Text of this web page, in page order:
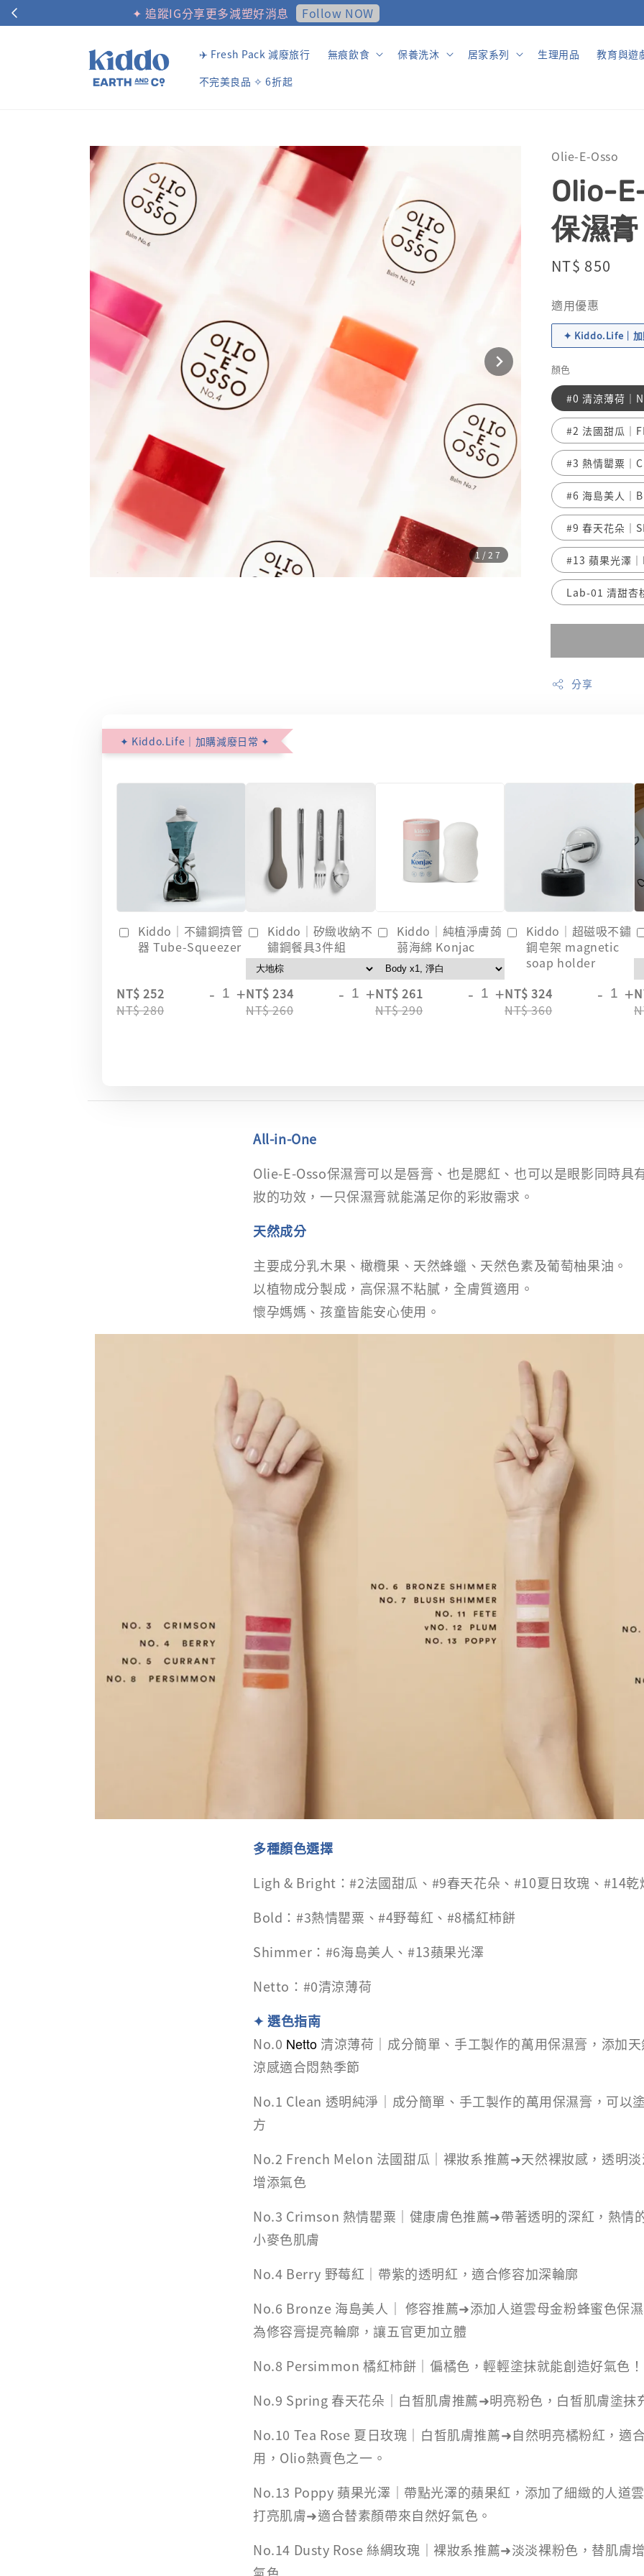
✦ 完成首筆訂單，領取購物金NTD$100
✈️ Fresh Pack 減廢旅行 無痕飲食 保養洗沐 居家系列 生理用品
教育與遊
不完美良品 ✧ 6折起
1 /27
Olie-E-Osso
Olio-
保濕膏
Regular
NT$ 850
適用優惠
✦ Kiddo.Life｜
顏色
#0 清涼薄荷｜
#2 法國甜瓜｜
#3 熱情罌粟｜
#6 海島美人｜
#9 春天花朵｜
#13 蘋果光澤｜
Lab-01 清甜杏
分享
✦ Kiddo.Life｜加購減廢日常 ✦
Kiddo｜不鏽鋼擠管
器 Tube-Squeezer
NT$ 252
NT$ 280
- +
Kiddo｜矽緻收納不
鏽鋼餐具3件組
NT$ 234
NT$ 260
- +
Kiddo｜純植淨膚蒟
蒻海綿 Konjac
NT$ 261
NT$ 290
- +
Kiddo｜超磁吸不鏽
鋼皂架 magnetic
soap holder
NT$ 324
NT$ 360
- +
All-in-One
Olie-E-Osso保濕膏可以是唇膏、也是腮紅、也可以是眼影同時具
妝的功效，一只保濕膏就能滿足你的彩妝需求。
天然成分
主要成分乳木果、橄欖果、天然蜂蠟、天然色素及葡萄柚果油。
以植物成分製成，高保濕不粘膩，全膚質適用。
懷孕媽媽、孩童皆能安心使用。
多種顏色選擇
Ligh & Bright：#2法國甜瓜、#9春天花朵、#10夏日玫瑰、#14乾
Bold：#3熱情罌粟、#4野莓紅、#8橘紅柿餅
Shimmer：#6海島美人、#13蘋果光澤
Netto：#0清涼薄荷
✦ 選色指南
No.0 Netto 清涼薄荷｜成分簡單、手工製作的萬用保濕膏，添加
涼感適合悶熱季節
No.1 Clean 透明純淨｜成分簡單、手工製作的萬用保濕膏，可以
方
No.2 French Melon 法國甜瓜｜裸妝系推薦➜天然裸妝感，透明
增添氣色
No.3 Crimson 熱情罌粟｜健康膚色推薦➜帶著透明的深紅，熱情
小麥色肌膚
No.4 Berry 野莓紅｜帶紫的透明紅，適合修容加深輪廓
No.6 Bronze 海島美人｜ 修容推薦➜添加人道雲母金粉蜂蜜色保
為修容膏提亮輪廓，讓五官更加立體
No.8 Persimmon 橘紅柿餅｜偏橘色，輕輕塗抹就能創造好氣色
No.9 Spring 春天花朵｜白皙肌膚推薦➜明亮粉色，白皙肌膚塗抹
No.10 Tea Rose 夏日玫瑰｜白皙肌膚推薦➜自然明亮橘粉紅，適
用，Olio熱賣色之一。
No.13 Poppy 蘋果光澤｜帶點光澤的蘋果紅，添加了細緻的人道
打亮肌膚➜適合替素顏帶來自然好氣色。
No.14 Dusty Rose 絲綢玫瑰｜裸妝系推薦➜淡淡裸粉色，替肌膚